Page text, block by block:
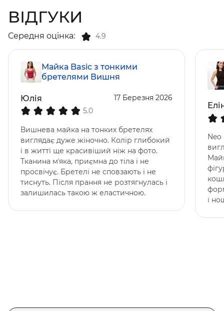
ВІДГУКИ
Середня оцінка: 4.9
Майка Basic з тонкими
бретелями Вишня
Юлія
5.0
17 Березня 2026
Вишнева майка на тонких бретелях
виглядає дуже жіночно. Колір глибокий
і в житті ще красивіший ніж на фото.
Тканина мʼяка, приємна до тіла і не
просвічує. Бретелі не сповзають і не
тиснуть. Після прання не розтягнулась і
залишилась такою ж еластичною.
Neo
і